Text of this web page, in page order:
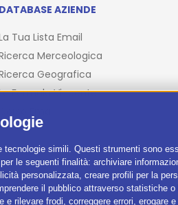
simili. Questi strumenti sono
le seguenti finalità: archiviare
personalizzata, creare profili per la
il pubblico attraverso
rilevare frodi, correggere errori,
DATABASE AZIENDE
Tua Lista Email
Merceologica
Geografica
Formula Vincente